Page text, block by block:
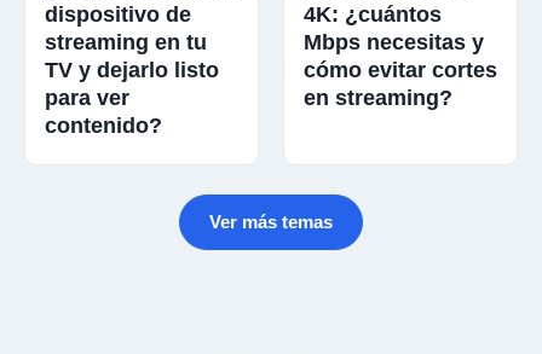
dispositivo de
streaming en tu
TV y dejarlo listo
para ver
contenido?
4K: ¿cuántos
Mbps necesitas y
cómo evitar cortes
en streaming?
Ver más temas